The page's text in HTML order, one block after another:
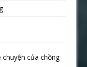
của chồng